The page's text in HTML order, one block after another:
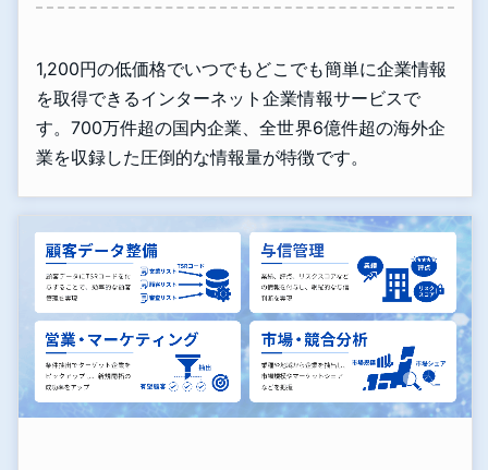
1,200円の低価格でいつでもどこでも簡単に企業情報
を取得できるインターネット企業情報サービスで
す。700万件超の国内企業、全世界6億件超の海外企
業を収録した圧倒的な情報量が特徴です。